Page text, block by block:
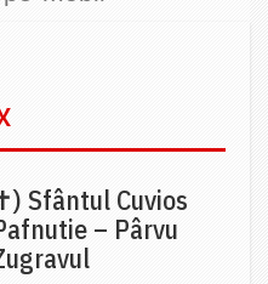
Sfântul Cuvios
– Pârvu